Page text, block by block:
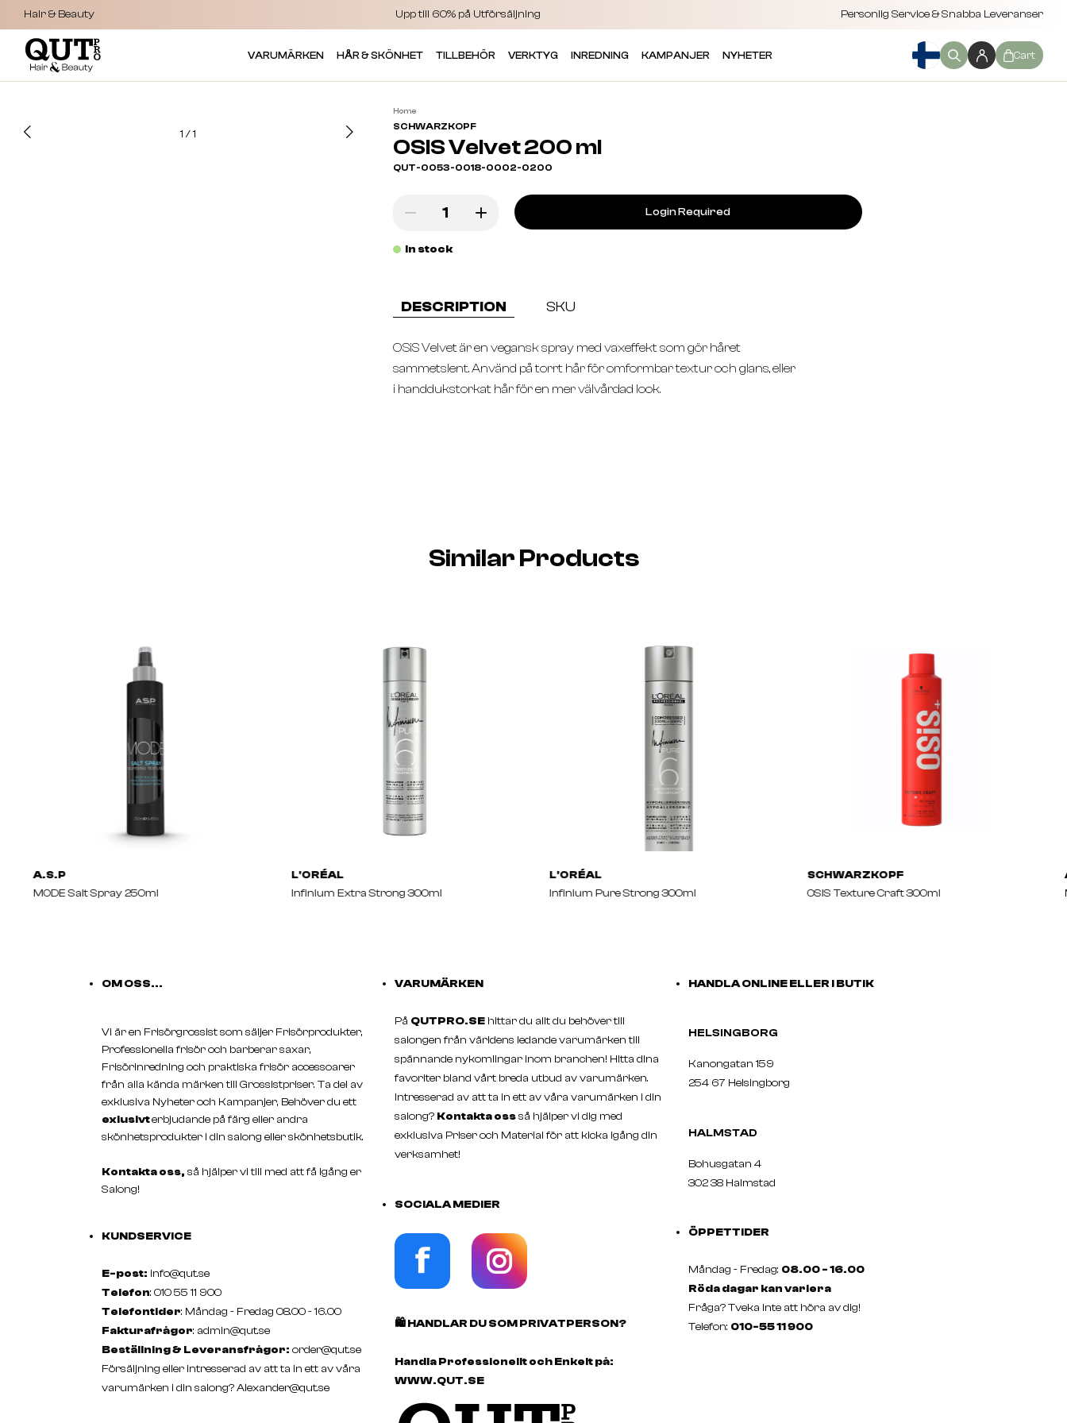
Hair & Beauty Upp till 60% på Utförsäljning Personlig Service & Snabba Leveranser
VARUMÄRKEN HÅR & SKÖNHET TILLBEHÖR VERKTYG INREDNING KAMPANJER NYHETER Cart
1 /1
Home
SCHWARZKOPF
OSIS Velvet 200 ml
QUT-0053-0018-0002-0200
Login Required
In stock
DESCRIPTION SKU
OSiS Velvet är en vegansk spray med vaxeffekt som gör håret
sammetslent. Använd på torrt hår för omformbar textur och glans, eller
i handdukstorkat hår för en mer välvårdad look.
Similar Products
A.S.P
MODE Salt Spray 250ml
L'ORÉAL
Infinium Extra Strong 300ml
L'ORÉAL
Infinium Pure Strong 300ml
SCHWARZKOPF
OSIS Texture Craft 300ml
OM OSS...
Vi är en Frisörgrossist som säljer Frisörprodukter,
Professionella frisör och barberar saxar,
Frisörinredning och praktiska frisör accessoarer
från alla kända märken till Grossistpriser. Ta del av
exklusiva Nyheter och Kampanjer, Behöver du ett
exlusivterbjudande på färg eller andra
skönhetsprodukter i din salong eller skönhetsbutik.
Kontakta oss, så hjälper vi till med att få igång er
Salong!
KUNDSERVICE
E-post: info@qut.se
Telefon: 010 55 11 900
Telefontider: Måndag - Fredag 08.00 - 16.00
Fakturafrågor: admin@qut.se
Beställning & Leveransfrågor: order@qut.se
Försäljning eller intresserad av att ta in ett av våra
varumärken i din salong?Alexander@qut.se
VARUMÄRKEN
På QUTPRO.SE hittar du allt du behöver till
salongen från världens ledande varumärken till
spännande nykomlingar inom branchen! Hitta dina
favoriter bland vårt breda utbud av varumärken.
Intresserad av att ta in ett av våra varumärken i din
salong? Kontakta ossså hjälper vi dig med
exklusiva Priser och Material för att kicka igång din
verksamhet!
SOCIALA MEDIER
🛍️HANDLAR DU SOM PRIVATPERSON?
Handla Professionellt och Enkelt på:
WWW.QUT.SE
HANDLA ONLINE ELLER I BUTIK
HELSINGBORG
Kanongatan 159
254 67 Helsingborg
HALMSTAD
Bohusgatan 4
302 38 Halmstad
ÖPPETTIDER
Måndag - Fredag: 08.00 - 16.00
Röda dagar kan variera
Fråga? Tveka inte att höra av dig!
Telefon: 010-55 11 900